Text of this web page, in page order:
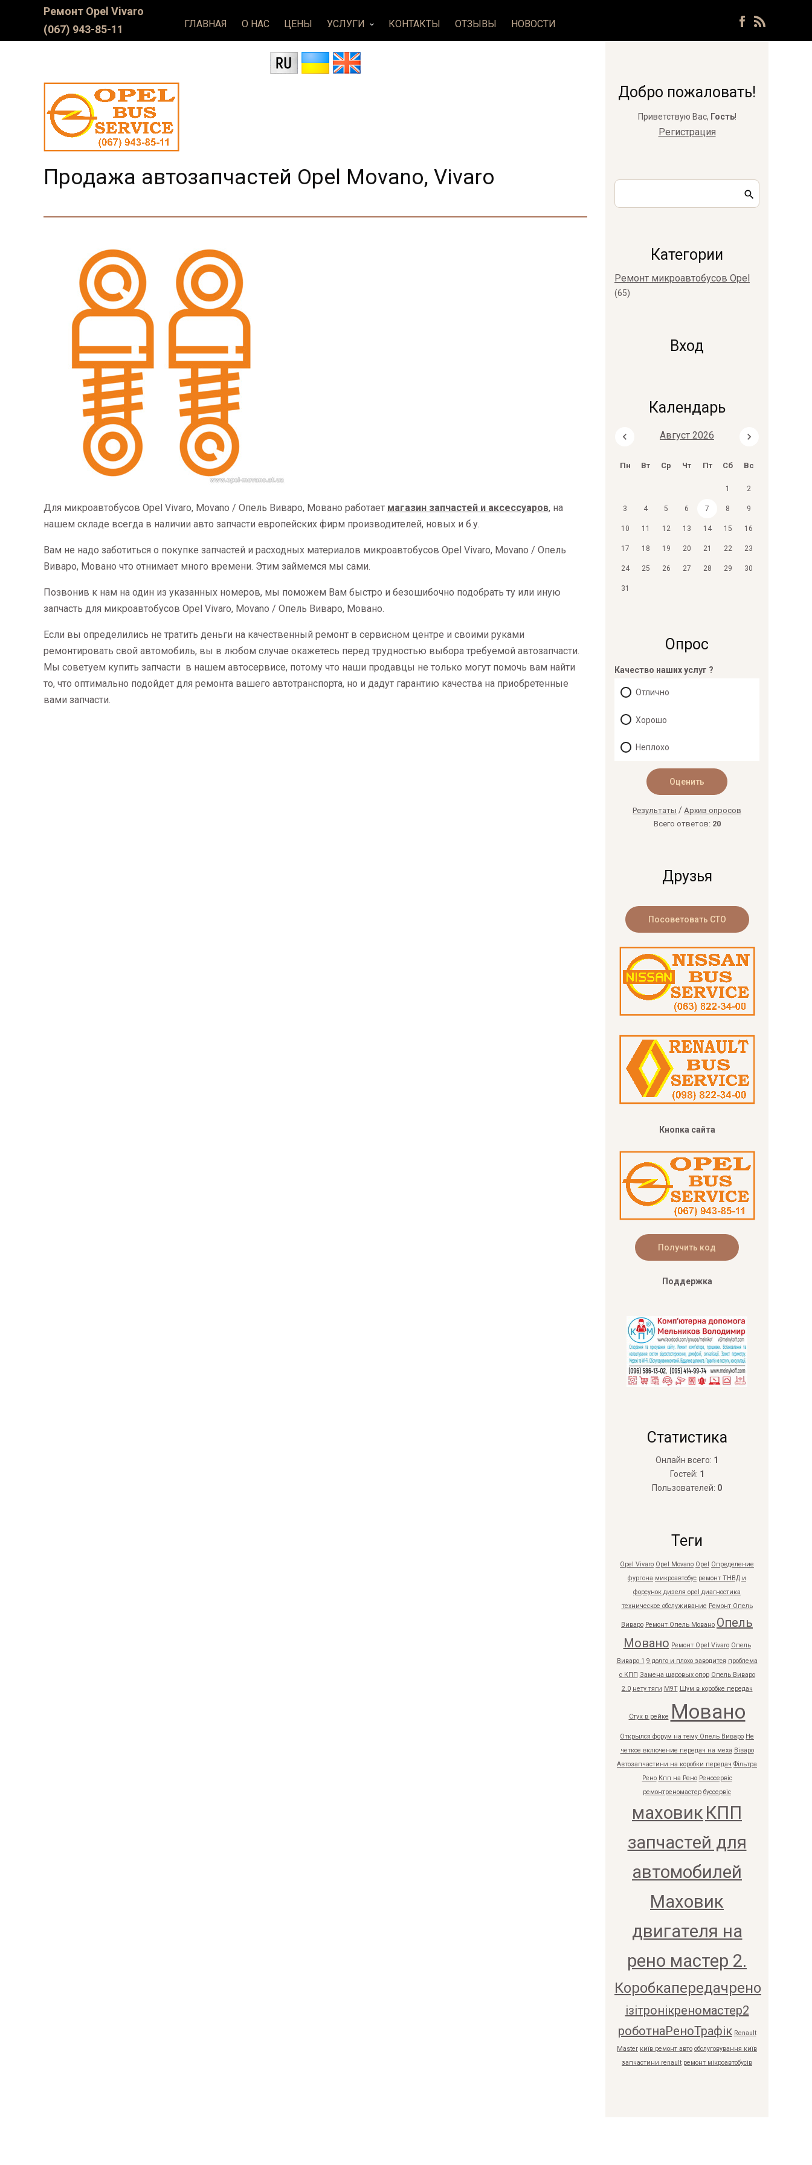
Ремонт Оpel Vivaro
(067) 943-85-11
ГЛАВНАЯ О НАС ЦЕНЫ УСЛУГИ keyboard_arrow_down КОНТАКТЫ ОТЗЫВЫ НОВОСТИ
Продажа автозапчастей Opel Movanо, Vivaro
Для микроавтобусов Opel Vivaro, Movano / Опель Виваро, Мовано работает магазин запчастей и аксессуаров, на
нашем складе всегда в наличии авто запчасти европейских фирм производителей, новых и б.у.
Вам не надо заботиться о покупке запчастей и расходных материалов микроавтобусов Opel Vivaro, Movano / Опель
Виваро, Мовано что отнимает много времени. Этим займемся мы сами.
Позвонив к нам на один из указанных номеров, мы поможем Вам быстро и безошибочно подобрать ту или иную
запчасть для микроавтобусов Opel Vivaro, Movano / Опель Виваро, Мовано.
Если вы определились не тратить деньги на качественный ремонт в сервисном центре и своими руками
ремонтировать свой автомобиль, вы в любом случае окажетесь перед трудностью выбора требуемой автозапчасти.
Мы советуем купить запчасти в нашем автосервисе, потому что наши продавцы не только могут помочь вам найти
то, что оптимально подойдет для ремонта вашего автотранспорта, но и дадут гарантию качества на приобретенные
вами запчасти.
Добро пожаловать!
Приветствую Вас, Гость!
Регистрация
Категории
Ремонт микроавтобусов Opel
(65)
Вход
Календарь
Август 2026
Пн Вт Ср Чт Пт Сб Вс
1 2
3 4 5 6 7 8 9
10 11 12 13 14 15 16
17 18 19 20 21 22 23
24 25 26 27 28 29 30
31
Опрос
Качество наших услуг ?
Отлично
Хорошо
Неплохо
Результаты / Архив опросов
Всего ответов: 20
Друзья
Кнопка сайта
Поддержка
Статистика
Онлайн всего: 1
Гостей: 1
Пользователей: 0
Теги
Opel Vivaro Opel Movano Opel Определение
фургона микроавтобус ремонт ТНВД и
форсунок дизеля opel диагностика
техническое обслуживание Ремонт Опель
Виваро Ремонт Опель Мовано Опель
Мовано Ремонт Opel Vivaro Опель
Виваро 1 9 долго и плохо заводится проблема
с КПП Замена шаровых опор Опель Виваро
2.0 нету тяги M9T Шум в коробке передач
Стук в рейке Мовано
Открылся форум на тему Опель Виваро Не
четкое включение передач на меха Віваро
Автозапчастини на коробки передач Фільтра
Рено Кпп на Рено Реносервіс
ремонтреномастер буссервіс
маховик КПП
запчастей для
автомобилей
Маховик
двигателя на
рено мастер 2.
Коробкапередачрено
ізітронікреномастер2
роботнаРеноТрафік Renault
Master київ ремонт авто обслуговування київ
запчастини renault ремонт мікроавтобусів